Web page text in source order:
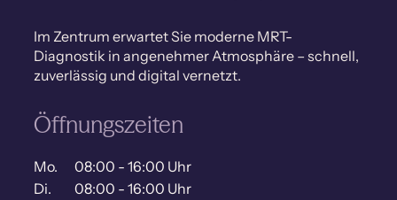
Im Zentrum erwartet Sie moderne MRT-
Diagnostik in angenehmer Atmosphäre – schnell,
zuverlässig und digital vernetzt.
Öffnungszeiten
Mo.
08:00 - 16:00 Uhr
Di.
08:00 - 16:00 Uhr